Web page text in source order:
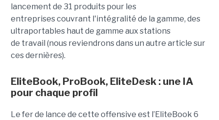
lancement de 31 produits pour les
entreprises couvrant l'intégralité de la gamme, des
ultraportables haut de gamme aux stations
de travail (nous reviendrons dans un autre article sur
ces dernières).
EliteBook, ProBook, EliteDesk : une IA
pour chaque profil
Le fer de lance de cette offensive est l’EliteBook 6